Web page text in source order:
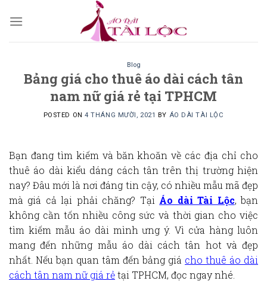
Blog
Bảng giá cho thuê áo dài cách tân
nam nữ giá rẻ tại TPHCM
POSTED ON4 THÁNG MƯỜI, 2021 BY ÁO DÀI TÀI LỘC
Bạn đang tìm kiếm và băn khoăn về các địa chỉ cho
thuê áo dài kiểu dáng cách tân trên thị trường hiện
nay? Đâu mới là nơi đáng tin cậy, có nhiều mẫu mã đẹp
mà giá cả lại phải chăng? Tại Áo dài Tài Lộc, bạn
không cần tốn nhiều công sức và thời gian cho việc
tìm kiếm mẫu áo dài mình ưng ý. Vì cửa hàng luôn
mang đến những mẫu áo dài cách tân hot và đẹp
nhất. Nếu bạn quan tâm đếnbảng giá cho thuê áo dài
cách tân nam nữ giá rẻtại TPHCM, đọc ngay nhé.